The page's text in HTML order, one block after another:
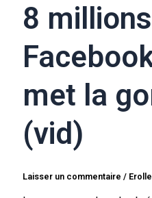
8
met la
(vid)
Laisser un commentaire /